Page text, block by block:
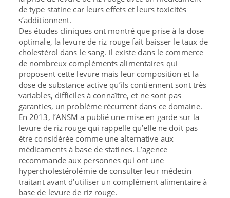
de type statine car leurs effets et leurs toxicités
s’additionnent.
Des études cliniques ont montré que prise à la dose
optimale, la levure de riz rouge fait baisser le taux de
cholestérol dans le sang. Il existe dans le commerce
de nombreux compléments alimentaires qui
proposent cette levure mais leur composition et la
dose de substance active qu’ils contiennent sont très
variables, difficiles à connaître, et ne sont pas
garanties, un problème récurrent dans ce domaine.
En 2013, l’ANSM a publié une mise en garde sur la
levure de riz rouge qui rappelle qu’elle ne doit pas
être considérée comme une alternative aux
médicaments à base de statines. L’agence
recommande aux personnes qui ont une
hypercholestérolémie de consulter leur médecin
traitant avant d’utiliser un complément alimentaire à
base de levure de riz rouge.